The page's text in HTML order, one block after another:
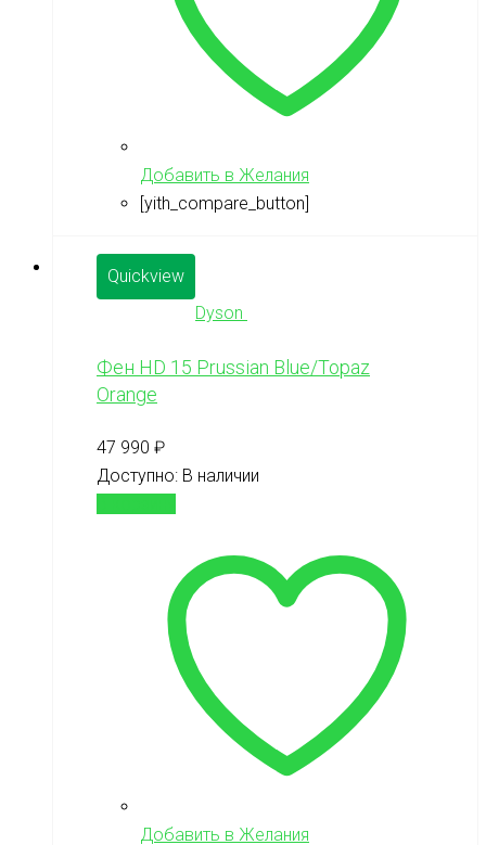
Добавить в Желания
[yith_compare_button]
Quickview
Dyson
Фен HD 15 Prussian Blue/Topaz
Orange
47 990 ₽
Доступно: В наличии
Добавить в Желания